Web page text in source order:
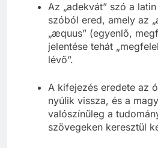
Az „adekvát” szó a
szóból ered, amely az
„æquus” (egyenlő,
jelentése tehát
lévő”.
A kifejezés eredete az
nyúlik vissza, és a
valószínűleg a
szövegeken keresztül